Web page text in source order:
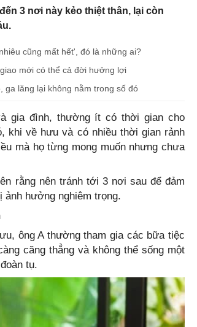
3 nơi này kẻo thiệt thân, lại còn
cũng mất hết', đó là những ai?
mới có thể cả đời hưởng lợi
lăng lại không nằm trong số đó
gia đình, thường ít có thời gian cho
khi về hưu và có nhiều thời gian rảnh
mà họ từng mong muốn nhưng chưa
rằng nên tránh tới 3 nơi sau để đảm
ảnh hưởng nghiêm trọng.
ông A thường tham gia các bữa tiệc
căng thẳng và không thể sống một
tụ.